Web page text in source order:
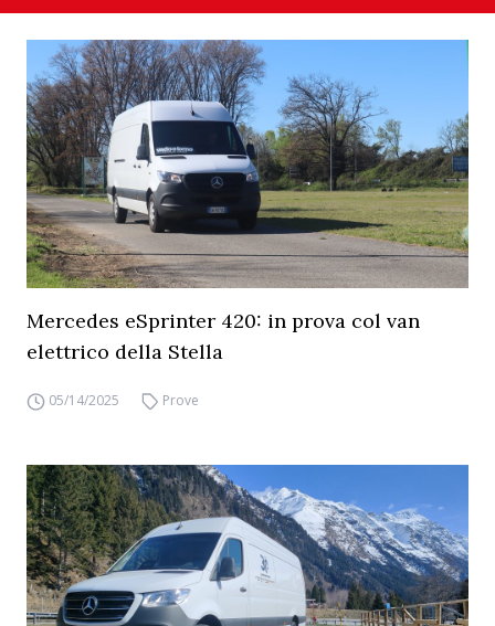
Mercedes eSprinter 420: in prova col van
elettrico della Stella
05/14/2025 Prove